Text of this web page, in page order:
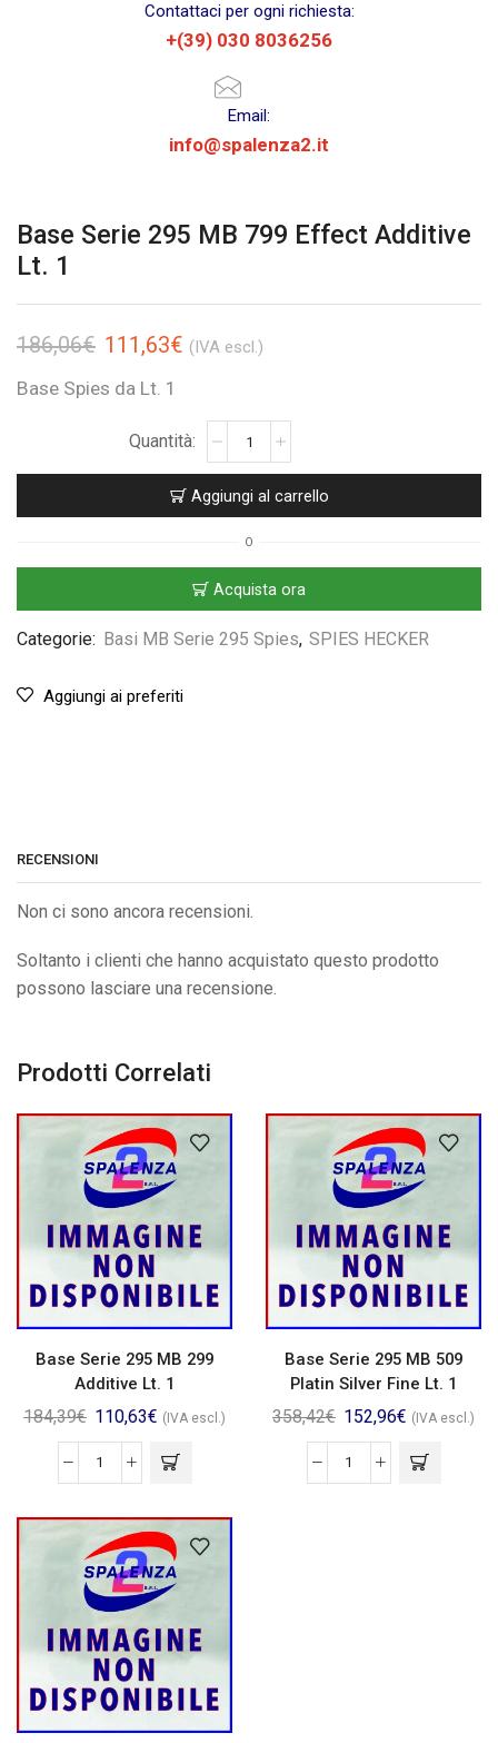
Contattaci per ogni richiesta:
+(39) 030 8036256
Email:
info@spalenza2.it
Base Serie 295 MB 799 Effect Additive
Lt. 1
186,06€ 111,63€ (IVA escl.)
Base Spies da Lt. 1
Aggiungi al carrello
O
Acquista ora
Categorie: Basi MB Serie 295 Spies, SPIES HECKER
Aggiungi ai preferiti
RECENSIONI
Non ci sono ancora recensioni.
Soltanto i clienti che hanno acquistato questo prodotto
possono lasciare una recensione.
Prodotti Correlati
Base Serie 295 MB 299
Additive Lt. 1
184,39€ 110,63€ (IVA escl.)
Base Serie 295 MB 509
Platin Silver Fine Lt. 1
358,42€ 152,96€ (IVA escl.)